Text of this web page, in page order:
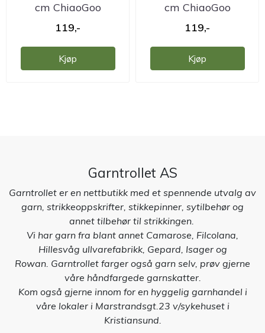
cm ChiaoGoo
119,-
Kjøp
cm ChiaoGoo
119,-
Kjøp
Garntrollet AS
Garntrollet er en nettbutikk med et spennende utvalg av
garn, strikkeoppskrifter, stikkepinner, sytilbehør og
annet tilbehør til strikkingen.
Vi har garn fra blant annet Camarose, Filcolana,
Hillesvåg ullvarefabrikk, Gepard, Isager og
Rowan. Garntrollet farger også garn selv, prøv gjerne
våre håndfargede garnskatter.
Kom også gjerne innom for en hyggelig garnhandel i
våre lokaler i Marstrandsgt.23 v/sykehuset i
Kristiansund.